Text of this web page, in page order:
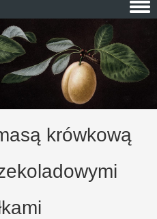
krówkową